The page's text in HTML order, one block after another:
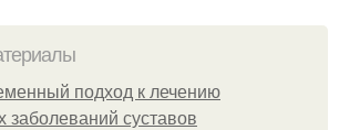
подход к лечению
заболеваний суставов